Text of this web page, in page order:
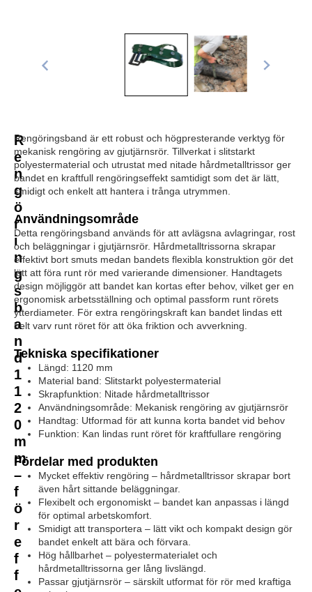
R
e
n
g
ö
r
i
n
g
s
b
a
n
d
1
1
2
0
m
m
–
f
ö
r
e
f
f
Rengöringsband är ett robust och högpresterande verktyg för
mekanisk rengöring av gjutjärnsrör. Tillverkat i slitstarkt
polyestermaterial och utrustat med nitade hårdmetalltrissor ger
bandet en kraftfull rengöringseffekt samtidigt som det är lätt,
smidigt och enkelt att hantera i trånga utrymmen.
Användningsområde
Detta rengöringsband används för att avlägsna avlagringar, rost
och beläggningar i gjutjärnsrör. Hårdmetalltrissorna skrapar
effektivt bort smuts medan bandets flexibla konstruktion gör det
lätt att föra runt rör med varierande dimensioner. Handtagets
design möjliggör att bandet kan kortas efter behov, vilket ger en
ergonomisk arbetsställning och optimal passform runt rörets
ytterdiameter. För extra rengöringskraft kan bandet lindas ett
helt varv runt röret för att öka friktion och avverkning.
Tekniska specifikationer
Längd: 1120 mm
Material band: Slitstarkt polyestermaterial
Skrapfunktion: Nitade hårdmetalltrissor
Användningsområde: Mekanisk rengöring av gjutjärnsrör
Handtag: Utformad för att kunna korta bandet vid behov
Funktion: Kan lindas runt röret för kraftfullare rengöring
Fördelar med produkten
Mycket effektiv rengöring – hårdmetalltrissor skrapar bort
även hårt sittande beläggningar.
Flexibelt och ergonomiskt – bandet kan anpassas i längd
för optimal arbetskomfort.
Smidigt att transportera – lätt vikt och kompakt design gör
bandet enkelt att bära och förvara.
Hög hållbarhet – polyestermaterialet och
hårdmetalltrissorna ger lång livslängd.
Passar gjutjärnsrör – särskilt utformat för rör med kraftiga